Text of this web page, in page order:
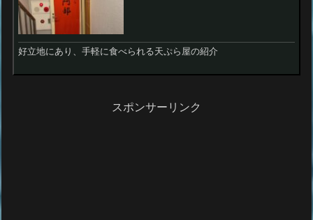
好立地にあり、手軽に食べられる天ぷら屋の紹介
スポンサーリンク